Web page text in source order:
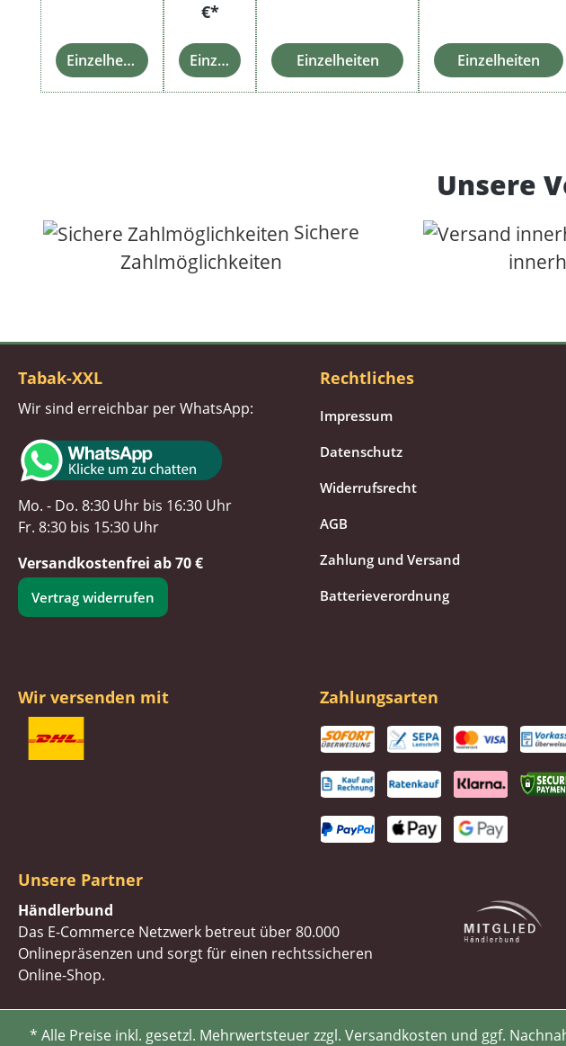
Einzelheiten
€*
Einzelheiten Einzelheiten Einzelheiten
Unsere
Sichere
Zahlmöglichkeiten
Tabak-XXL
Wir sind erreichbar per WhatsApp:
Mo. - Do. 8:30 Uhr bis 16:30 Uhr
Fr. 8:30 bis 15:30 Uhr
Versandkostenfrei ab 70 €
Vertrag widerrufen
Rechtliches
Impressum
Datenschutz
Widerrufsrecht
AGB
Zahlung und Versand
Batterieverordnung
Wir versenden mit Zahlungsarten
Unsere Partner
Händlerbund
Das E-Commerce Netzwerk betreut über 80.000
Onlinepräsenzen und sorgt für einen rechtssicheren
Online-Shop.
* Alle Preise inkl. gesetzl. Mehrwertsteuer zzgl. Versandkosten und ggf.